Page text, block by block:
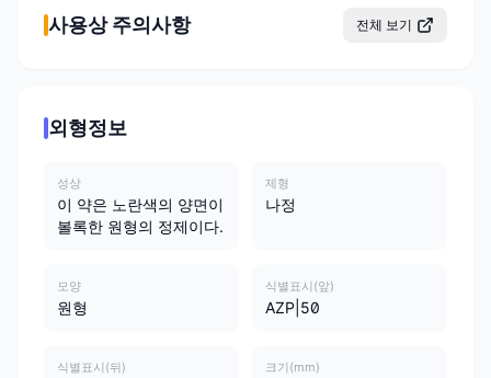
사용상 주의사항 전체 보기
외형정보
성상
이 약은 노란색의 양면이
볼록한 원형의 정제이다.
제형
나정
모양
원형
식별표시(앞)
AZP|50
식별표시(뒤) 크기(mm)